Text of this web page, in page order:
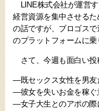
LINE株式会社が運営
経営資源を集中させる
の話ですが、ブロゴス
のプラットフォームに
さて、今週も面白い投
―既セックス女性を男友
―彼女を失いお金を稼ぐ
―女子大生とのアポの際